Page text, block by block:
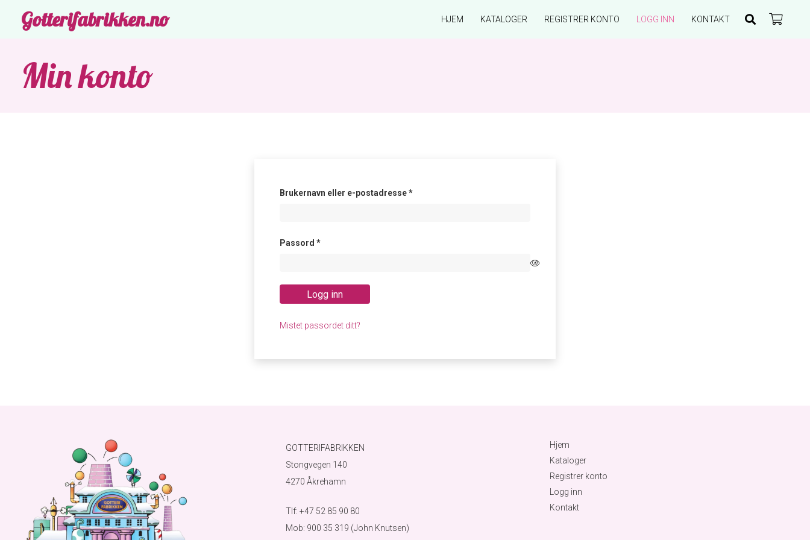
Gotterifabrikken.no HJEM KATALOGER REGISTRER KONTO LOGG INN KONTAKT
Min konto
Brukernavn eller e-postadresse*Påkrevd
Passord *Påkrevd
Logg inn
Mistet passordet ditt?
GOTTERIFABRIKKEN
Stongvegen 140
4270 Åkrehamn
Tlf: +47 52 85 90 80
Mob: 900 35 319 (John Knutsen)
Hjem
Kataloger
Registrer konto
Logg inn
Kontakt